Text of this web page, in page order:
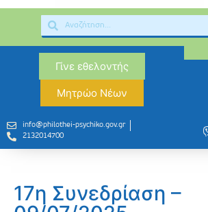
Γίνε εθελοντής
Μητρώο Νέων
info@philothei-psychiko.gov.gr
2132014700
17η Συνεδρίαση –